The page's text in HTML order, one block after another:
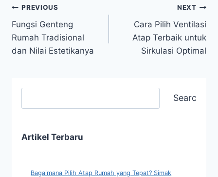
PREVIOUS
Fungsi Genteng
Rumah Tradisional
dan Nilai Estetikanya
NEXT
Cara Pilih Ventilasi
Atap Terbaik untuk
Sirkulasi Optimal
Search
Artikel Terbaru
Bagaimana Pilih Atap Rumah yang Tepat? Simak